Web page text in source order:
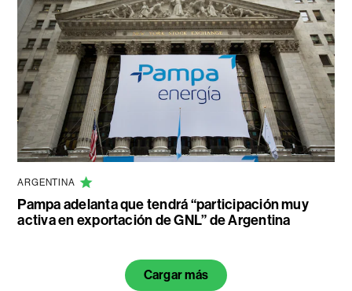
ARGENTINA
Pampa adelanta que tendrá “participación muy
activa en exportación de GNL” de Argentina
Cargar más